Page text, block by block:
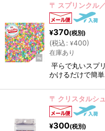
〒 スプリンクル
¥370(税別)
(税込: ¥400)
在庫あり
平らで丸いスプ
かけるだけで簡
〒 クリスタルシ
¥300(税別)